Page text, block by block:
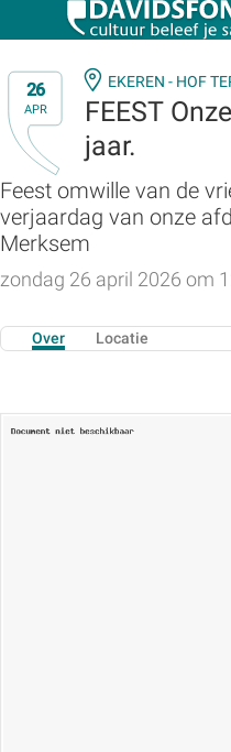
26
APR
EKEREN - HOF
FEEST
jaar.
Feest omwille van de
verjaardag van onze
Merksem
zondag 26 april 2026 om
Over Locatie
Zoek:
Zoeken